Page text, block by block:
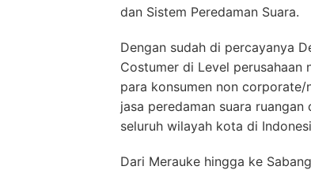
dan Sistem Peredaman Suara.
Dengan sudah di percayanya
Costumer di Level perusahaan
para konsumen non
jasa peredaman suara
seluruh wilayah kota di
Dari Merauke hingga ke Sabang